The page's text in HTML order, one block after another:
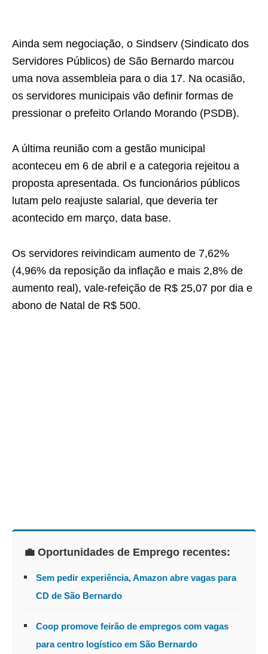
Ainda sem negociação, o Sindserv (Sindicato dos
Servidores Públicos) de São Bernardo marcou
uma nova assembleia para o dia 17. Na ocasião,
os servidores municipais vão definir formas de
pressionar o prefeito Orlando Morando (PSDB).
A última reunião com a gestão municipal
aconteceu em 6 de abril e a categoria rejeitou a
proposta apresentada. Os funcionários públicos
lutam pelo reajuste salarial, que deveria ter
acontecido em março, data base.
Os servidores reivindicam aumento de 7,62%
(4,96% da reposição da inflação e mais 2,8% de
aumento real), vale-refeição de R$ 25,07 por dia e
abono de Natal de R$ 500.
💼 Oportunidades de Emprego recentes:
Sem pedir experiência, Amazon abre vagas para
CD de São Bernardo
Coop promove feirão de empregos com vagas
para centro logístico em São Bernardo